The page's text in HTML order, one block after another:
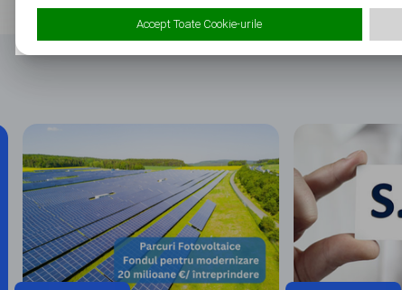
Accept Toate Cookie-urile